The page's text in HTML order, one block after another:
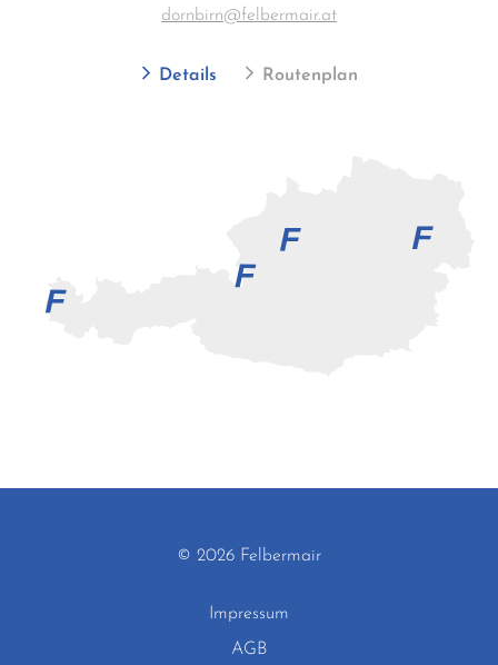
dornbirn@felbermair.at
Details Routenplan
© 2026 Felbermair
Impressum
AGB